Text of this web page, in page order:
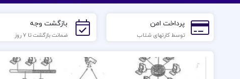
پرداخت امن
توسط کارتهای شتاب
بازگشت وجه
ضمانت بازگشت تا 7 روز